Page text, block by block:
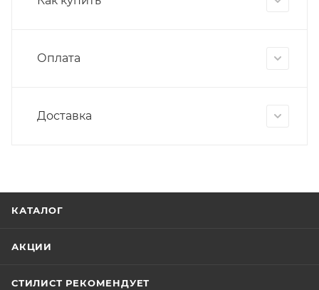
Оплата
Доставка
КАТАЛОГ
АКЦИИ
СТИЛИСТ РЕКОМЕНДУЕТ